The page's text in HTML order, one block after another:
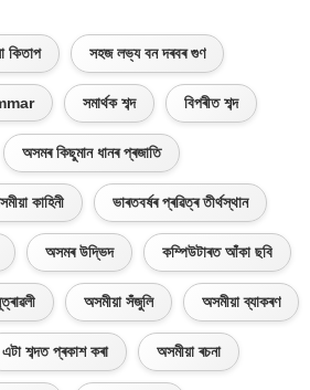
কিতাপ সহজ লভ্য বন দৰবৰ গুণ
সমাৰ্থক শব্দ বিপৰীত শব্দ
অসমৰ কিছুমান ধানৰ প্ৰজাতি
কাহিনী ভাৰতবৰ্ষৰ প্ৰৱিত্ৰ তীৰ্থস্থান
অসমৰ উদ্ভিদ কম্পিউটাৰত আঁকা ছবি
অসমীয়া সঁজুলি অসমীয়া ব্যাকৰণ
এটা শব্দত প্ৰকাশ কৰা অসমীয়া ৰচনা